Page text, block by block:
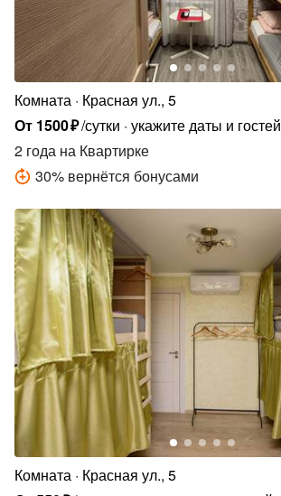
Комната Красная ул., 5
От 1500₽/сутки укажите даты и гостей
2 года на Квартирке
30% вернётся бонусами
Комната Красная ул., 5